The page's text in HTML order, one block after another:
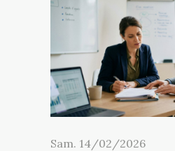
Sam. 14/02/2026